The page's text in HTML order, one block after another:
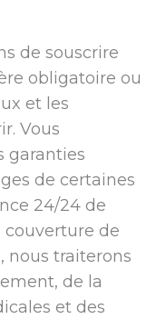
de souscrire
obligatoire ou
et les
Vous
garanties
de certaines
24/24 de
couverture de
nous traiterons
de la
et des